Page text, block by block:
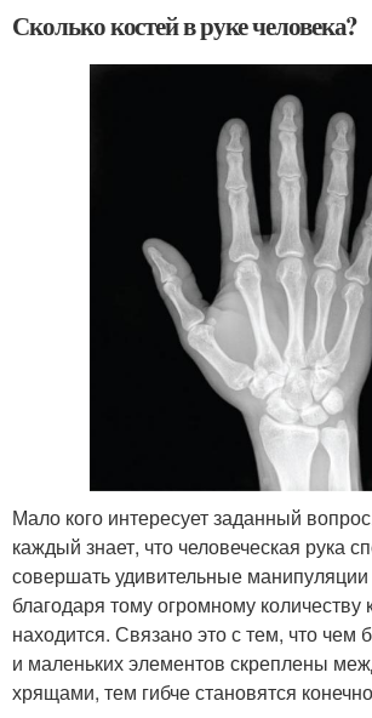
Сколько костей в руке человека?
Мало кого интересует заданный
каждый знает, что человеческая рука
совершать удивительные
благодаря тому огромному количеству
находится. Связано это с тем, что чем
и маленьких элементов скреплены
хрящами, тем гибче становятся